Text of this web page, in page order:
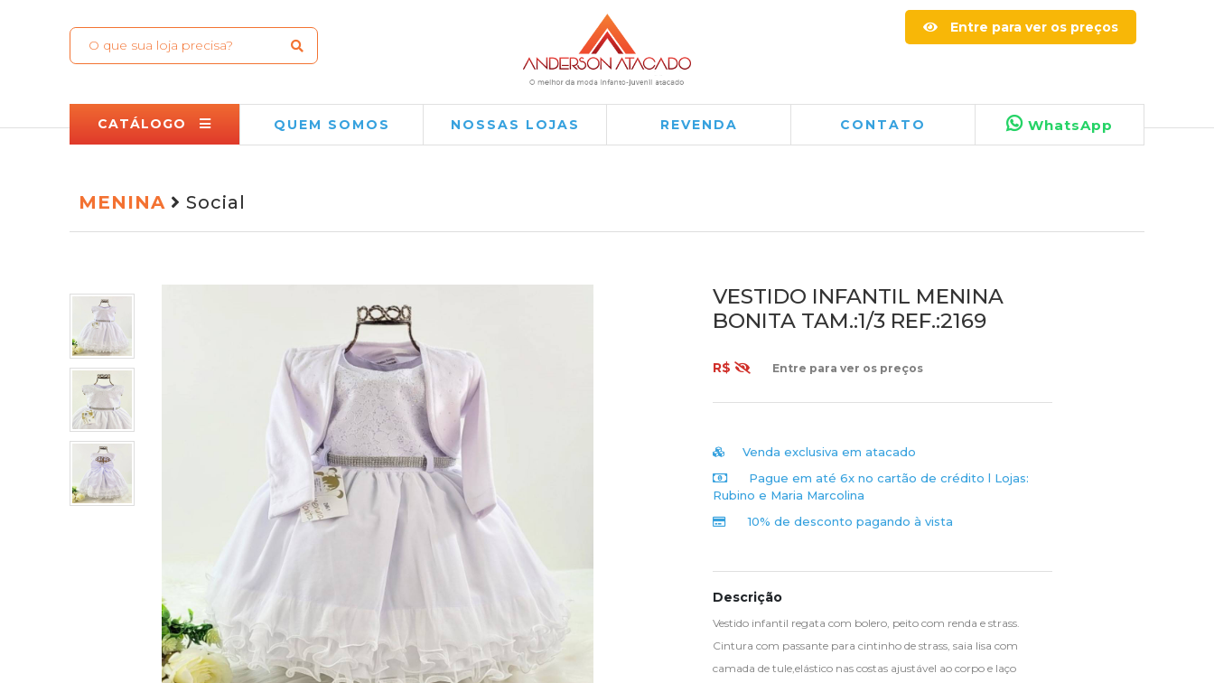
Entre para ver os preços
CATÁLOGO QUEM SOMOS NOSSAS LOJAS REVENDA CONTATO WhatsApp
MENINA Social
VESTIDO INFANTIL MENINA
BONITA TAM.:1/3 REF.:2169
R$ Entre para ver os preços
Venda exclusiva em atacado
Pague em até 6x no cartão de crédito l Lojas:
Rubino e Maria Marcolina
10% de desconto pagando à vista
Descrição
Vestido infantil regata com bolero, peito com renda e strass.
Cintura com passante para cintinho de strass, saia lisa com
camada de tule,elástico nas costas ajustável ao corpo e laço